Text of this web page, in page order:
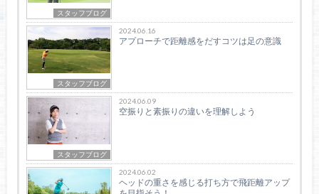
スタッフブログ
スタッフブログ
2024.06.16
アプローチで距離感をだすコツは足の意識
スタッフブログ
2024.06.09
空振りと素振りの違いを理解しよう
2024.06.02
ヘッドの重さを感じる打ち方で飛距離アップ